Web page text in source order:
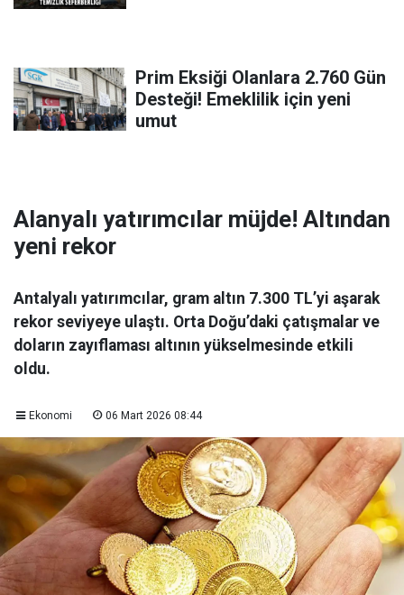
Prim Eksiği Olanlara 2.760 Gün
Desteği! Emeklilik için yeni
umut
Alanyalı yatırımcılar müjde! Altından
yeni rekor
Antalyalı yatırımcılar, gram altın 7.300 TL’yi aşarak
rekor seviyeye ulaştı. Orta Doğu’daki çatışmalar ve
doların zayıflaması altının yükselmesinde etkili
oldu.
Ekonomi 06 Mart 2026 08:44